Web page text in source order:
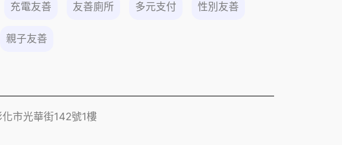
充電友善 友善廁所 多元支付 性別友善
親子友善
市光華街142號1樓